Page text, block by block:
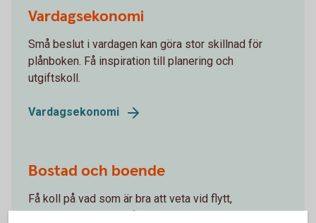
Vardagsekonomi
Små beslut i vardagen kan göra stor skillnad för
plånboken. Få inspiration till planering och
utgiftskoll.
Vardagsekonomi
Bostad och boende
Få koll på vad som är bra att veta vid flytt,
separation, köp eller försäljning av din bostad.